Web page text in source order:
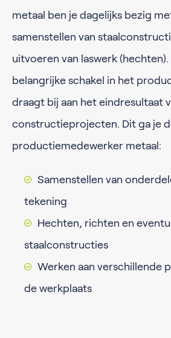
metaal ben je dagelijks bezig
samenstellen van
uitvoeren van laswerk
belangrijke schakel in het
draagt bij aan het eindresultaat
constructieprojecten. Dit ga je
productiemedewerker metaal:
Samenstellen van
tekening
Hechten, richten en
staalconstructies
Werken aan verschillende
de werkplaats